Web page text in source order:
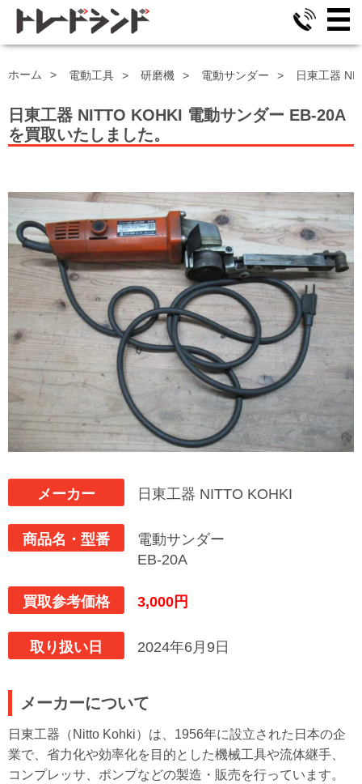
ホーム 電動工具 研磨機 電動サンダー 日東工器
日東工器 NITTO KOHKI 電動サンダー EB-20A
を買取いたしました。
メーカー 日東工器 NITTO KOHKI
商品名・型番
電動サンダー
EB-20A
買取参考価格 3,000円
取り扱い日 2024年6月9日
メーカーについて
日東工器（Nitto Kohki）は、1956年に設立された日本の企
業で、省力化や効率化を目的とした機械工具や流体継手、
コンプレッサ、ポンプなどの製造・販売を行っています。